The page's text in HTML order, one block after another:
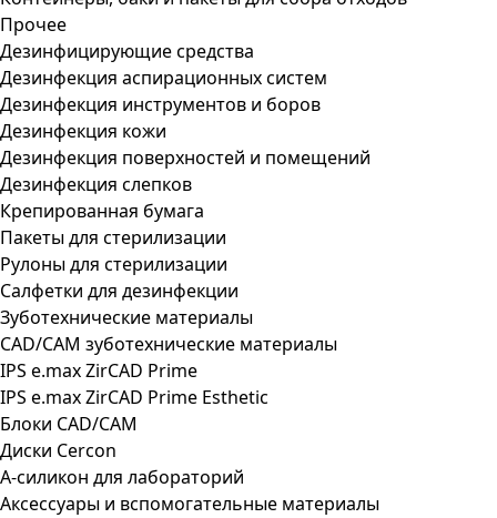
Прочее
Дезинфицирующие средства
Дезинфекция аспирационных систем
Дезинфекция инструментов и боров
Дезинфекция кожи
Дезинфекция поверхностей и помещений
Дезинфекция слепков
Крепированная бумага
Пакеты для стерилизации
Рулоны для стерилизации
Салфетки для дезинфекции
Зуботехнические материалы
CAD/CAM зуботехнические материалы
IPS e.max ZirCAD Prime
IPS e.max ZirCAD Prime Esthetic
Блоки CAD/CAM
Диски Cercon
А-силикон для лабораторий
Аксессуары и вспомогательные материалы